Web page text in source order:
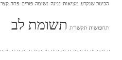
הכינור שנקרע מציאות נגינה נשימה פורים פחד
תחפושות תקשורת תשומת לב